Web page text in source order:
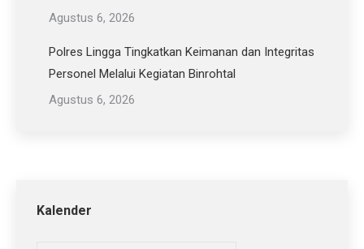
Agustus 6, 2026
Polres Lingga Tingkatkan Keimanan dan Integritas
Personel Melalui Kegiatan Binrohtal
Agustus 6, 2026
Kalender